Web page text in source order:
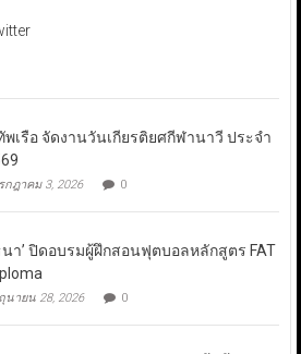
พเรือ จัดงานวันเกียรติยศกีฬานาวี ประจำ
กฎาคม 3, 2026 0
นา’ ปิดอบรมผู้ฝึกสอนฟุตบอลหลักสูตร FAT
นายน 28, 2026 0